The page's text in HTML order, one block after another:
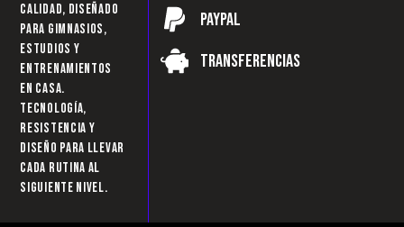
calidad, diseñado
para gimnasios,
estudios y
entrenamientos
en casa.
Tecnología,
resistencia y
diseño para llevar
cada rutina al
siguiente nivel.
Paypal
Transferencias